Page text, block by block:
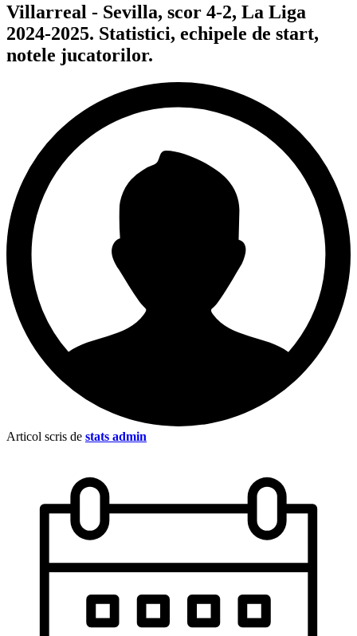
Villarreal - Sevilla, scor 4-2, La Liga
2024-2025. Statistici, echipele de start,
notele jucatorilor.
Articol scris de stats admin